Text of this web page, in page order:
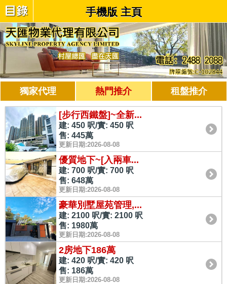
手機版 主頁
獨家代理 熱門推介 租盤推介
[步行西鐵盤]~全新...
建: 450 呎/實: 450 呎
售: 445萬
更新日期:2026-08-08
優質地下~[入兩車...
建: 700 呎/實: 700 呎
售: 648萬
更新日期:2026-08-08
豪華別墅屋苑管理,...
建: 2100 呎/實: 2100 呎
售: 1980萬
更新日期:2026-08-08
2房地下186萬
建: 420 呎/實: 420 呎
售: 186萬
更新日期:2026-08-08